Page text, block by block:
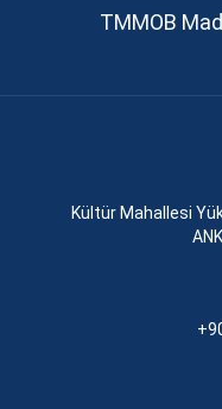
TMMOB
Kültür Mahallesi